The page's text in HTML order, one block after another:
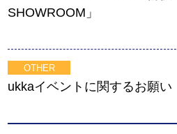
SHOWROOM」
OTHER
ukkaイベントに関するお願い